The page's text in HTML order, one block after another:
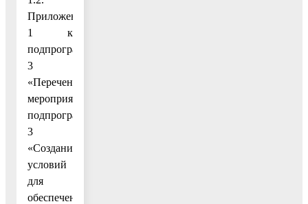
Приложение
1 к
подпрограмме
3
«Перечень
мероприятий
подпрограммы
3
«Создание
условий
для
обеспечения